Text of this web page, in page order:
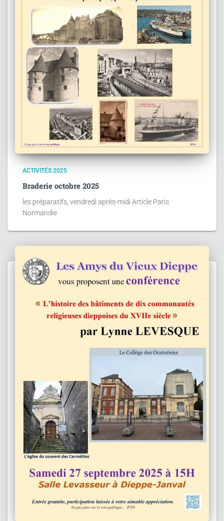
ACTIVITÉS 2025
Braderie octobre 2025
les préparatifs, vendredi après-midi Article Paris
Normandie